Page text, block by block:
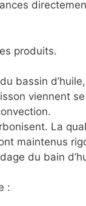
produits.
bassin
viennent
La
maintenus
du bain
: